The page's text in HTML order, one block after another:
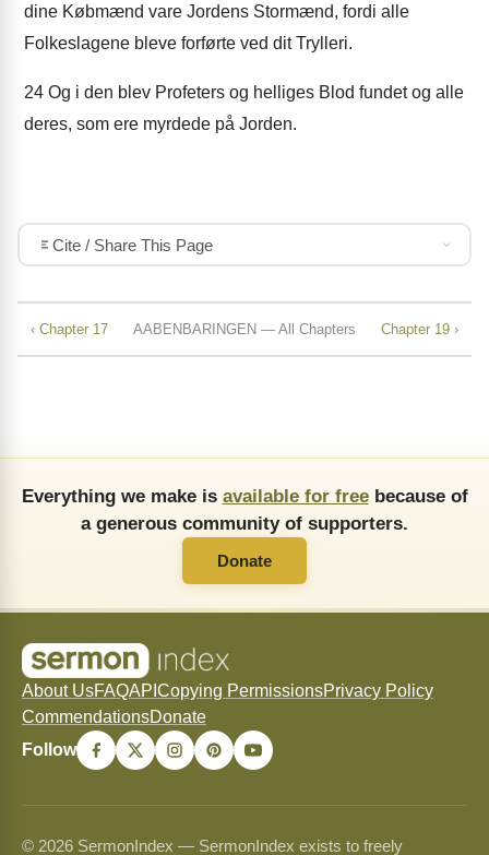
dine Købmænd vare Jordens Stormænd, fordi alle
Folkeslagene bleve forførte ved dit Trylleri.
24 Og i den blev Profeters og helliges Blod fundet og alle
deres, som ere myrdede på Jorden.
Cite / Share This Page
‹ Chapter 17 AABENBARINGEN — All Chapters Chapter 19 ›
Everything we make is available for freebecause of
a generous community of supporters.
Donate
About UsFAQAPI Copying PermissionsPrivacy Policy
CommendationsDonate
Follow
© 2026 SermonIndex — SermonIndex exists to freely